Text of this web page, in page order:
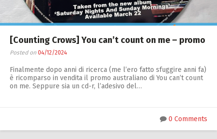
Contatti
[Counting Crows] You can’t count on me – promo
Posted on 04/12/2024
Finalmente dopo anni di ricerca (me l’ero fatto sfuggire anni fa)
è ricomparso in vendita il promo australiano di You can’t count
on me. Seppure sia un cd-r, l’adesivo del…
0 Comments